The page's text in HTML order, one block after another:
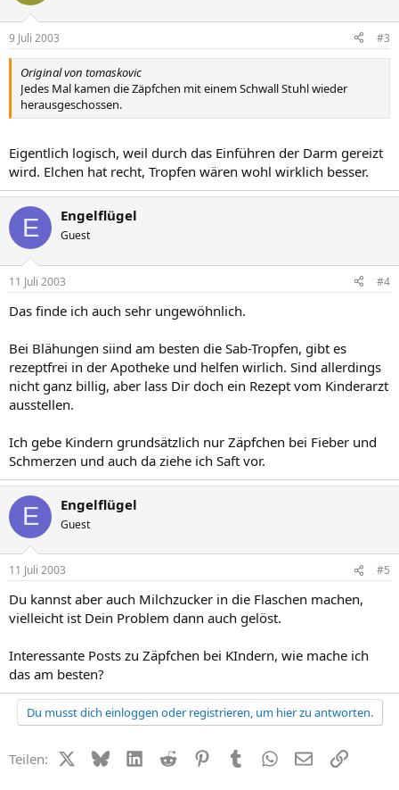
9 Juli 2003 #3
Original von tomaskovic
Jedes Mal kamen die Zäpfchen mit einem Schwall Stuhl wieder
herausgeschossen.
Eigentlich logisch, weil durch das Einführen der Darm gereizt
wird. Elchen hat recht, Tropfen wären wohl wirklich besser.
E Engelflügel
Guest
11 Juli 2003 #4
Das finde ich auch sehr ungewöhnlich.
Bei Blähungen siind am besten die Sab-Tropfen, gibt es
rezeptfrei in der Apotheke und helfen wirlich. Sind allerdings
nicht ganz billig, aber lass Dir doch ein Rezept vom Kinderarzt
ausstellen.
Ich gebe Kindern grundsätzlich nur Zäpfchen bei Fieber und
Schmerzen und auch da ziehe ich Saft vor.
E Engelflügel
Guest
11 Juli 2003 #5
Du kannst aber auch Milchzucker in die Flaschen machen,
vielleicht ist Dein Problem dann auch gelöst.
Interessante Posts zu Zäpfchen bei KIndern, wie mache ich
das am besten?
Du musst dich einloggen oder registrieren, um hier zu antworten.
Teilen: X (Twitter)
BlueskyLinkedIn
Reddit PinterestTumblr WhatsApp
E-MailLink